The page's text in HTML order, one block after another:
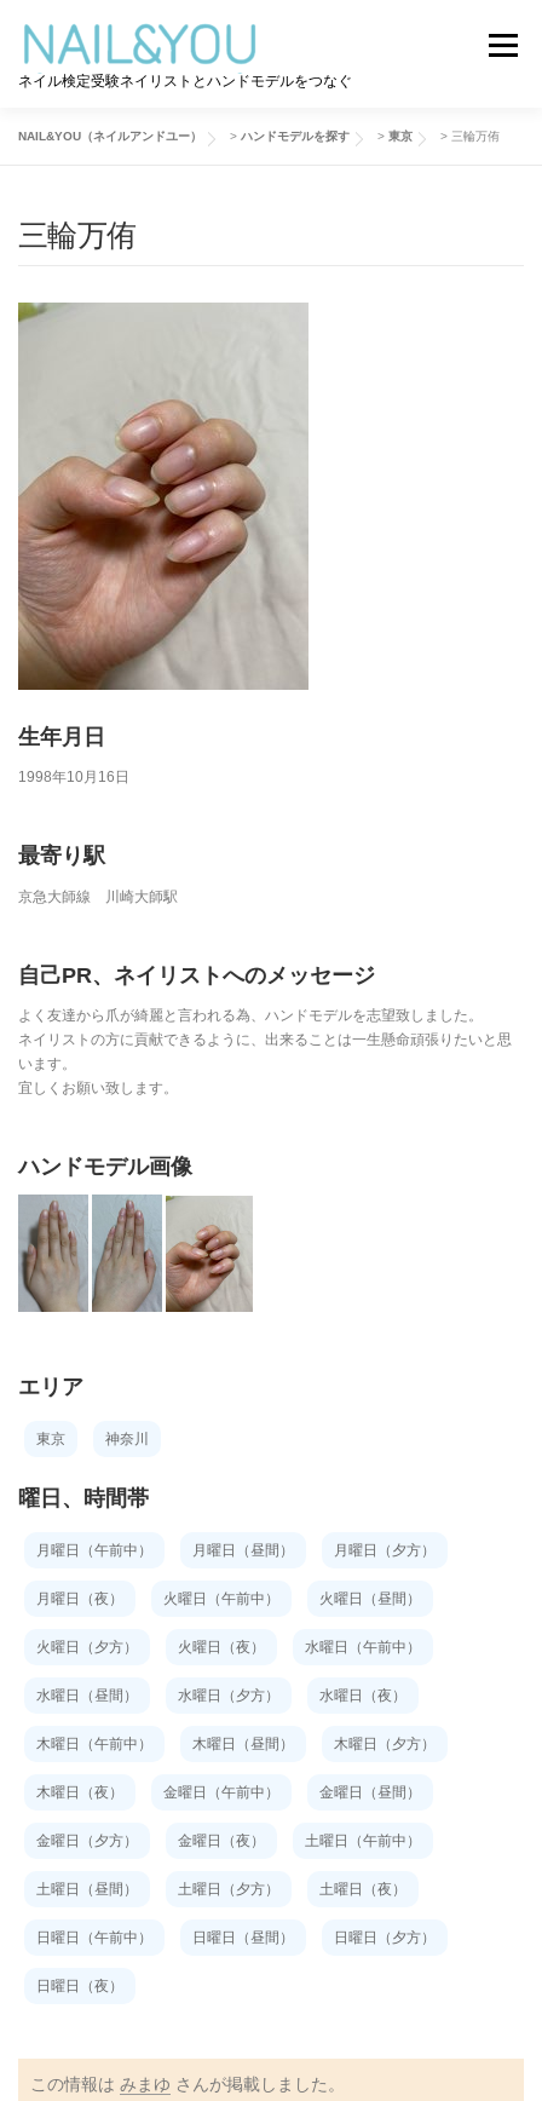
ネイル検定受験ネイリストとハンドモデルをつなぐ
メニュー
ハンドモデルを探す
NAIL&YOU（ネイルアンドユー） > ハンドモデルを探す > 東京 > 三輪万侑
三輪万侑
生年月日
1998年10月16日
最寄り駅
京急大師線 川崎大師駅
自己PR、ネイリストへのメッセージ
よく友達から爪が綺麗と言われる為、ハンドモデルを志望致しました。
ネイリストの方に貢献できるように、出来ることは一生懸命頑張りたいと思
います。
宜しくお願い致します。
ハンドモデル画像
エリア
東京 神奈川
曜日、時間帯
月曜日（午前中） 月曜日（昼間） 月曜日（夕方）
月曜日（夜） 火曜日（午前中） 火曜日（昼間）
火曜日（夕方） 火曜日（夜） 水曜日（午前中）
水曜日（昼間） 水曜日（夕方） 水曜日（夜）
木曜日（午前中） 木曜日（昼間） 木曜日（夕方）
木曜日（夜） 金曜日（午前中） 金曜日（昼間）
金曜日（夕方） 金曜日（夜） 土曜日（午前中）
土曜日（昼間） 土曜日（夕方） 土曜日（夜）
日曜日（午前中） 日曜日（昼間） 日曜日（夕方）
日曜日（夜）
この情報は みまゆ さんが掲載しました。